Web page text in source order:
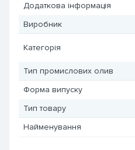
Додаткова інформація
Виробник
Категорія
Тип промислових олив
Форма випуску
Тип товару
Найменування